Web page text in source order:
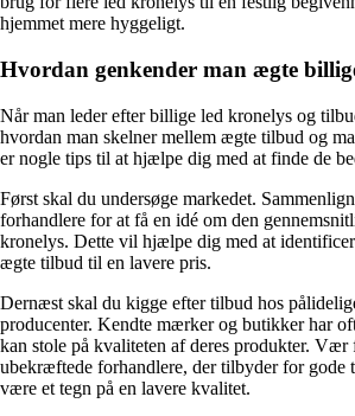
hjemmet mere hyggeligt.
Hvordan genkender man ægte
Når man leder efter billige led kronelys og
hvordan man skelner mellem ægte tilbud og
er nogle tips til at hjælpe dig med at finde de
Først skal du undersøge markedet.
forhandlere for at få en idé om den
kronelys. Dette vil hjælpe dig med at
ægte tilbud til en lavere pris.
Dernæst skal du kigge efter tilbud hos
producenter. Kendte mærker og butikker har
kan stole på kvaliteten af deres produkter. Vær
ubekræftede forhandlere, der tilbyder for gode
være et tegn på en lavere kvalitet.